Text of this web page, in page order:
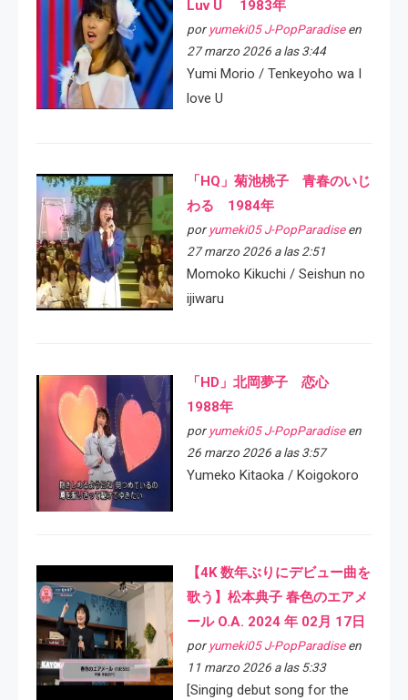
Luv U 1983年
por yumeki05 J-PopParadiseen
27 marzo 2026 a las 3:44
Yumi Morio / Tenkeyoho wa I
love U
「HQ」菊池桃子 青春のいじ
わる 1984年
por yumeki05 J-PopParadiseen
27 marzo 2026 a las 2:51
Momoko Kikuchi / Seishun no
ijiwaru
「HD」北岡夢子 恋心
1988年
por yumeki05 J-PopParadiseen
26 marzo 2026 a las 3:57
Yumeko Kitaoka / Koigokoro
【4K 数年ぶりにデビュー曲を
歌う】松本典子 春色のエアメ
ール O.A. 2024 年 02月 17日
por yumeki05 J-PopParadiseen
11 marzo 2026 a las 5:33
[Singing debut song for the